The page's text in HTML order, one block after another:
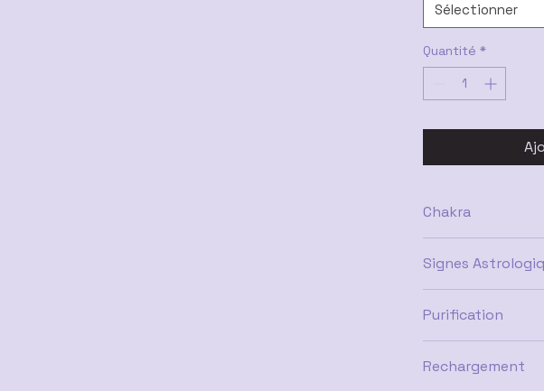
Sélectionner
Quantité *
Chakra
Signes
Purification
Rechargement